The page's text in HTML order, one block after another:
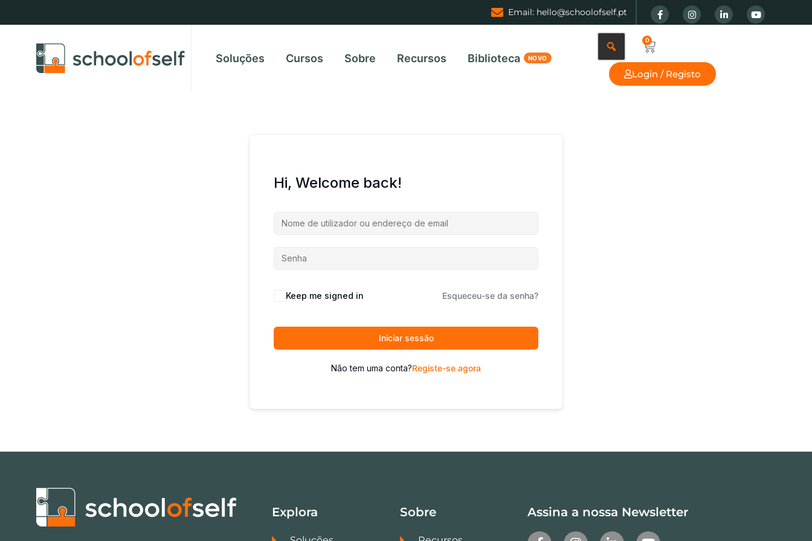
Email: hello@schoolofself.pt
Soluções Cursos Sobre Recursos Biblioteca
0
Login / Registo
Hi, Welcome back!
Keep me signed in Esqueceu-se da senha?
Iniciar sessão
Não tem uma conta?Registe-se agora
Explora Sobre Assina a nossa Newsletter